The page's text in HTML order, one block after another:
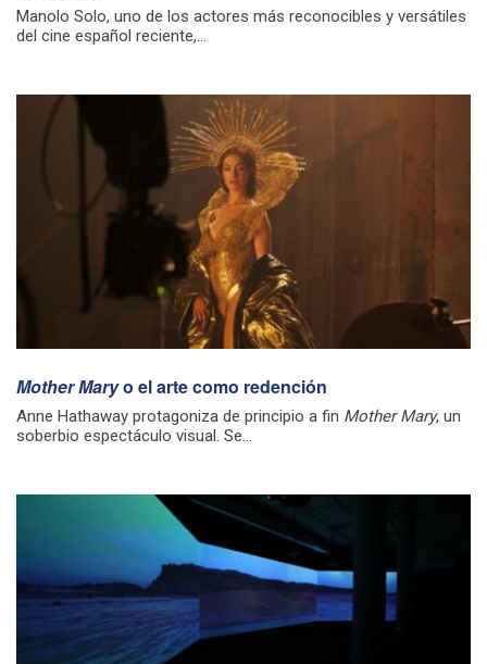
Manolo Solo, uno de los actores más reconocibles y versátiles
del cine español reciente,...
Mother Maryo el arte como redención
Anne Hathaway protagoniza de principio a fin Mother Mary, un
soberbio espectáculo visual. Se...